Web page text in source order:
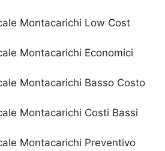
Montacarichi Low Cost
Montacarichi Economici
Montacarichi Basso Costo
Montacarichi Costi Bassi
Montacarichi Preventivo